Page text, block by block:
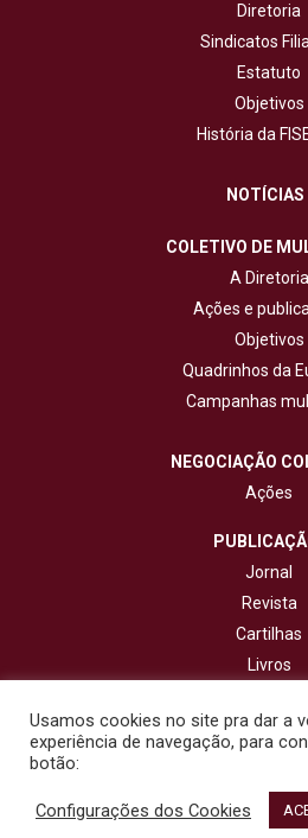
Diretoria
Sindicatos
Estatuto
Objetivos
História da
NOTÍCIAS
COLETIVO DE
A Diretoria
Ações e
Objetivos
Quadrinhos da
Campanhas
NEGOCIAÇÃO
Ações
Jornal
Revista
Cartilhas
Livros
CONTATO
© 2020 - Fisenge - Federação
Engenheiros. Todos os direitos
Usamos cookies no site pra dar a
experiência de navegação, para
botão:
Configurações dos Cookies